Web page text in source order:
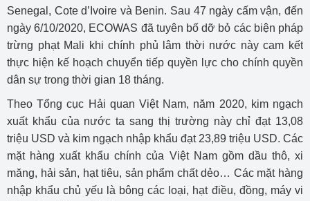
Senegal, Cote d’Ivoire và Benin. Sau 47 ngày cấm vận, đến
ngày 6/10/2020, ECOWAS đã tuyên bố dỡ bỏ các biện pháp
trừng phạt Mali khi chính phủ lâm thời nước này cam kết
thực hiện kế hoạch chuyển tiếp quyền lực cho chính quyền
dân sự trong thời gian 18 tháng.
Theo Tổng cục Hải quan Việt Nam, năm 2020, kim ngạch
xuất khẩu của nước ta sang thị trường này chỉ đạt 13,08
triệu USD và kim ngạch nhập khẩu đạt 23,89 triệu USD. Các
mặt hàng xuất khẩu chính của Việt Nam gồm dầu thô, xi
măng, hải sản, hạt tiêu, sản phẩm chất dẻo… Các mặt hàng
nhập khẩu chủ yếu là bông các loại, hạt điều, đồng, máy vi